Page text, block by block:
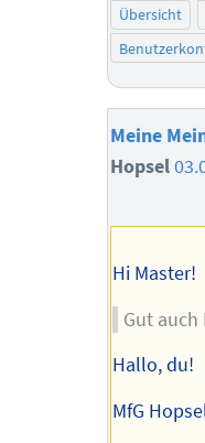
Übersicht
Meine
Hopsel
Hi Master!
Gut
Hallo, du!
MfG